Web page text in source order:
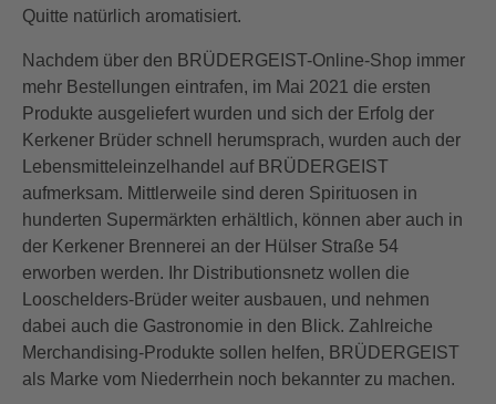
Quitte natürlich aromatisiert.
Nachdem über den BRÜDERGEIST-Online-Shop immer
mehr Bestellungen eintrafen, im Mai 2021 die ersten
Produkte ausgeliefert wurden und sich der Erfolg der
Kerkener Brüder schnell herumsprach, wurden auch der
Lebensmitteleinzelhandel auf BRÜDERGEIST
aufmerksam. Mittlerweile sind deren Spirituosen in
hunderten Supermärkten erhältlich, können aber auch in
der Kerkener Brennerei an der Hülser Straße 54
erworben werden. Ihr Distributionsnetz wollen die
Looschelders-Brüder weiter ausbauen, und nehmen
dabei auch die Gastronomie in den Blick. Zahlreiche
Merchandising-Produkte sollen helfen, BRÜDERGEIST
als Marke vom Niederrhein noch bekannter zu machen.